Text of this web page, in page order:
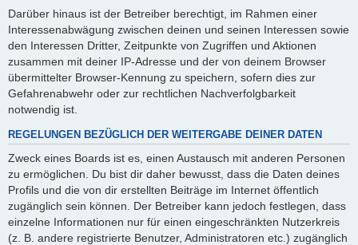
Darüber hinaus ist der Betreiber berechtigt, im Rahmen einer
Interessenabwägung zwischen deinen und seinen Interessen sowie
den Interessen Dritter, Zeitpunkte von Zugriffen und Aktionen
zusammen mit deiner IP-Adresse und der von deinem Browser
übermittelter Browser-Kennung zu speichern, sofern dies zur
Gefahrenabwehr oder zur rechtlichen Nachverfolgbarkeit
notwendig ist.
REGELUNGEN BEZÜGLICH DER WEITERGABE DEINER DATEN
Zweck eines Boards ist es, einen Austausch mit anderen Personen
zu ermöglichen. Du bist dir daher bewusst, dass die Daten deines
Profils und die von dir erstellten Beiträge im Internet öffentlich
zugänglich sein können. Der Betreiber kann jedoch festlegen, dass
einzelne Informationen nur für einen eingeschränkten Nutzerkreis
(z. B. andere registrierte Benutzer, Administratoren etc.) zugänglich